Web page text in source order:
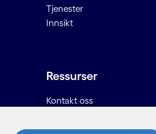
Tjenester
Innsikt
Ressurser
Kontakt oss
Informasjon til leverandører